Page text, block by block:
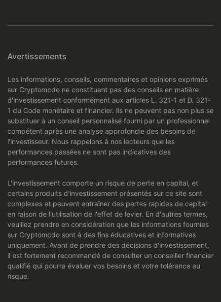
Avertissements
Les informations, conseils, commentaires et opinions exprimés
sur Cryptomcdo ne constituent pas des conseils en matière
d'investissement conformément aux articles L. 321-1 et D. 321-
1 du Code monétaire et financier. Ils ne peuvent pas non plus se
substituer à un conseil personnalisé fourni par un professionnel
compétent après une analyse approfondie des besoins de
l'investisseur. Nous rappelons à nos lecteurs que les
performances passées ne sont pas indicatives des
performances futures.
L'investissement comporte un risque de perte en capital, et
certains produits d'investissement présentés sur ce site sont
complexes et peuvent entraîner des pertes rapides de capital
en raison de l'utilisation de l'effet de levier. En d'autres termes,
veuillez prendre en considération que les informations fournies
sur Cryptomcdo sont à des fins éducatives et informatives
uniquement. Avant de prendre des décisions d'investissement,
il est fortement recommandé de consulter un conseiller financier
qualifié qui pourra évaluer vos besoins et votre tolérance au
risque.